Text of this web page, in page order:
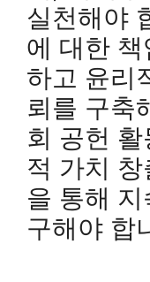
실천해야
에 대한
하고 윤리
뢰를 구축
회 공헌
적 가치
을 통해
구해야 합